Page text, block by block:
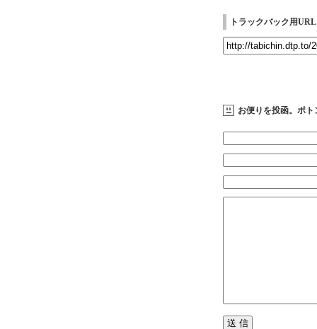
トラックバック用URL
お便りを投函。ポト